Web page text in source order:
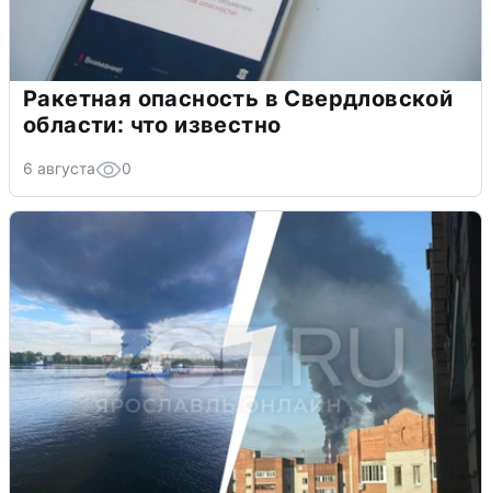
Ракетная опасность в Свердловской
области: что известно
6 августа 0